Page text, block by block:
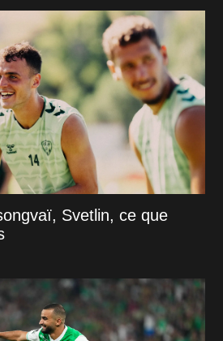
Svetlin, ce que